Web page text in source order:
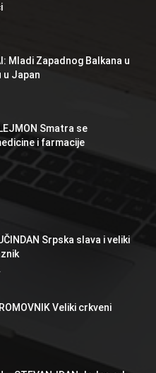
Mladi Zapadnog Balkana u
u Japan
Smatra se
i farmacije
Srpska slava i veliki
Veliki crkveni